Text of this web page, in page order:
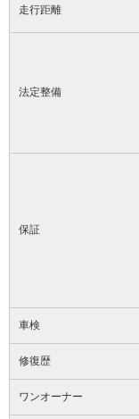
走行距離
法定整備
保証
車検
修復歴
ワンオーナー